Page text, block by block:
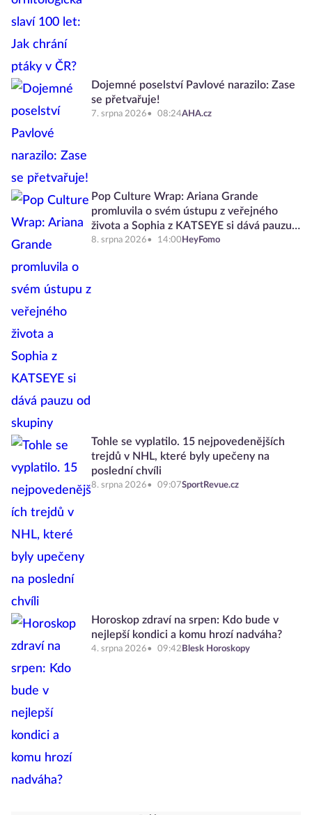
Dojemné poselství Pavlové narazilo: Zase
se přetvařuje!
7. srpna 2026 08:24AHA.cz
Pop Culture Wrap: Ariana Grande
promluvila o svém ústupu z veřejného
života a Sophia z KATSEYE si dává pauzu
od skupiny
8. srpna 2026 14:00 HeyFomo
Tohle se vyplatilo. 15 nejpovedenějších
trejdů v NHL, které byly upečeny na
poslední chvíli
8. srpna 2026 09:07SportRevue.cz
Horoskop zdraví na srpen: Kdo bude v
nejlepší kondici a komu hrozí nadváha?
4. srpna 2026 09:42 Blesk Horoskopy